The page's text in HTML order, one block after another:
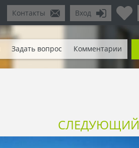
Вход
Контакты
Задать вопрос Комментарии
СЛЕДУЮЩИЙ